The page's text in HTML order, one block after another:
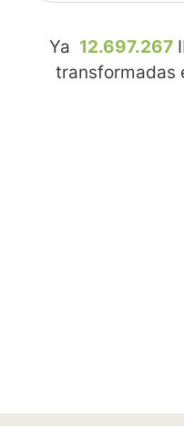
Ya 12.697.267
transformadas